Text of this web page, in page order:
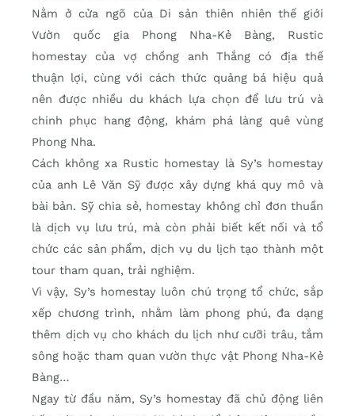
Nằm ở cửa ngõ của Di sản thiên nhiên thế giới
Vườn quốc gia Phong Nha-Kẻ Bàng, Rustic
homestay của vợ chồng anh Thắng có địa thế
thuận lợi, cùng với cách thức quảng bá hiệu quả
nên được nhiều du khách lựa chọn để lưu trú và
chinh phục hang động, khám phá làng quê vùng
Phong Nha.
Cách không xa Rustic homestay là Sy’s homestay
của anh Lê Văn Sỹ được xây dựng khá quy mô và
bài bản. Sỹ chia sẻ, homestay không chỉ đơn thuần
là dịch vụ lưu trú, mà còn phải biết kết nối và tổ
chức các sản phẩm, dịch vụ du lịch tạo thành một
tour tham quan, trải nghiệm.
Vì vậy, Sy’s homestay luôn chú trọng tổ chức, sắp
xếp chương trình, nhằm làm phong phú, đa dạng
thêm dịch vụ cho khách du lịch như cưỡi trâu, tắm
sông hoặc tham quan vườn thực vật Phong Nha-Kẻ
Bàng…
Ngay từ đầu năm, Sy’s homestay đã chủ động liên